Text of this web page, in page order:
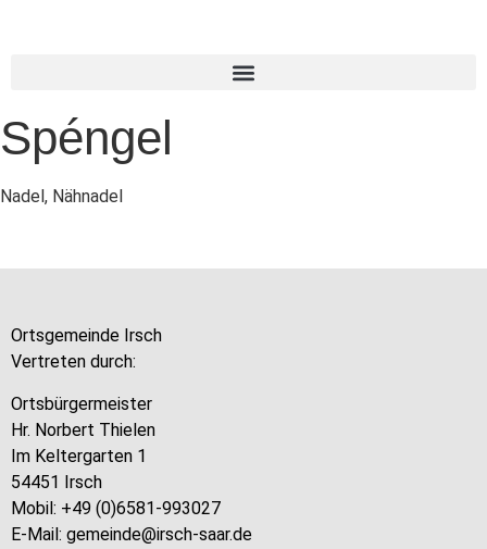
Spéngel
Nadel, Nähnadel
Ortsgemeinde Irsch
Vertreten durch:
Ortsbürgermeister
Hr. Norbert Thielen
Im Keltergarten 1
54451 Irsch
Mobil: +49 (0)6581-993027
E-Mail: gemeinde@irsch-saar.de